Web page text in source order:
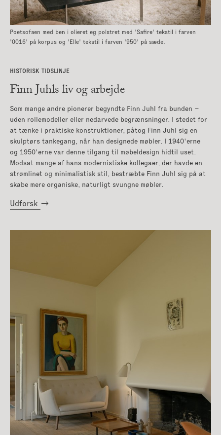
Poetsofaen med ben i olieret eg polstret med 'Safire' tekstil i farven
'0016' på korpus og 'Elle' tekstil i farven '950' på sæde.
HISTORISK TIDSLINJE
Finn Juhls liv og arbejde
Som mange andre pionerer begyndte Finn Juhl fra bunden –
uden rollemodeller eller nedarvede begrænsninger. I stedet for
at tænke i praktiske konstruktioner, påtog Finn Juhl sig en
skulptørs tankegang, når han designede møbler. I 1940'erne
og 1950'erne var denne tilgang til møbeldesign hidtil uset.
Modsat mange af hans modernistiske kollegaer, der havde en
strømlinet og minimalistisk stil, bestræbte Finn Juhl sig på at
skabe mere organiske, naturligt svungne møbler.
Udforsk